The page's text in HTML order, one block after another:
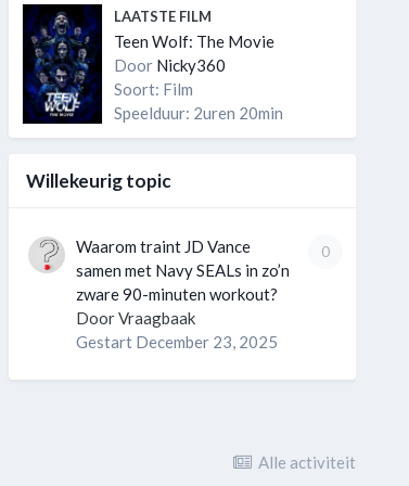
LAATSTE FILM
Teen Wolf: The Movie
Door Nicky360
Soort: Film
Speelduur: 2uren 20min
Willekeurig topic
0
Waarom traint JD Vance
samen met Navy SEALs in zo’n
zware 90-minuten workout?
DoorVraagbaak
Gestart December 23, 2025
Alle activiteit